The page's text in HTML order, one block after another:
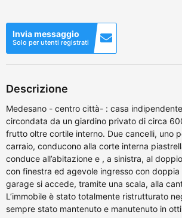
Invia messaggio
Solo per utenti registrati
Descrizione
Medesano - centro città- : casa
circondata da un giardino privato di circa
frutto oltre cortile interno. Due cancelli, uno
carraio, conducono alla corte interna
conduce all’abitazione e , a sinistra, al
con finestra ed agevole ingresso con
garage si accede, tramite una scala, alla
L’immobile è stato totalmente ristrutturato
sempre stato mantenuto e manutenuto in